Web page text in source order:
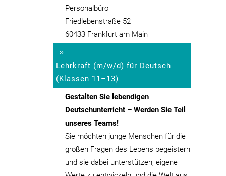
Personalbüro
Friedlebenstraße 52
60433 Frankfurt am Main
Lehrkraft (m/w/d) für Deutsch
(Klassen 11–13)
Gestalten Sie lebendigen
Deutschunterricht – Werden Sie Teil
unseres Teams!
Sie möchten junge Menschen für die
großen Fragen des Lebens begeistern
und sie dabei unterstützen, eigene